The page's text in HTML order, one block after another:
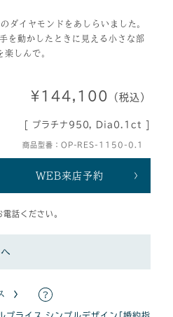
イヤモンドをあしらいました。
動かしたときに見える小さな部
しんで。
¥144,100 （税込）
[ プラチナ950, Dia0.1ct ]
商品型番：OP-RES-1150-0.1
WEB来店予約
話ください。
プライス シンプルデザイン[婚約指